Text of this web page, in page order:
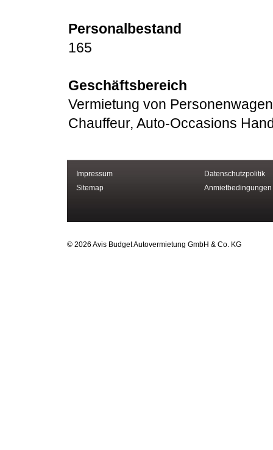
Personalbestand
165
Geschäftsbereich
Vermietung von
Chauffeur, Auto-Occasions
Impressum
Datenschutzpolitik
Sitemap
Anmietbedingungen
© 2026 Avis Budget Autovermietung GmbH & Co. KG